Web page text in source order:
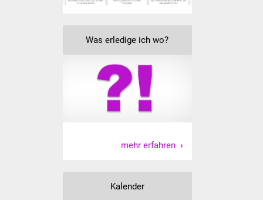
Tourismus
Erlebnisregion
Route der
Lebenslagen
Was erledige ich wo?
mehr erfahren
Kalender